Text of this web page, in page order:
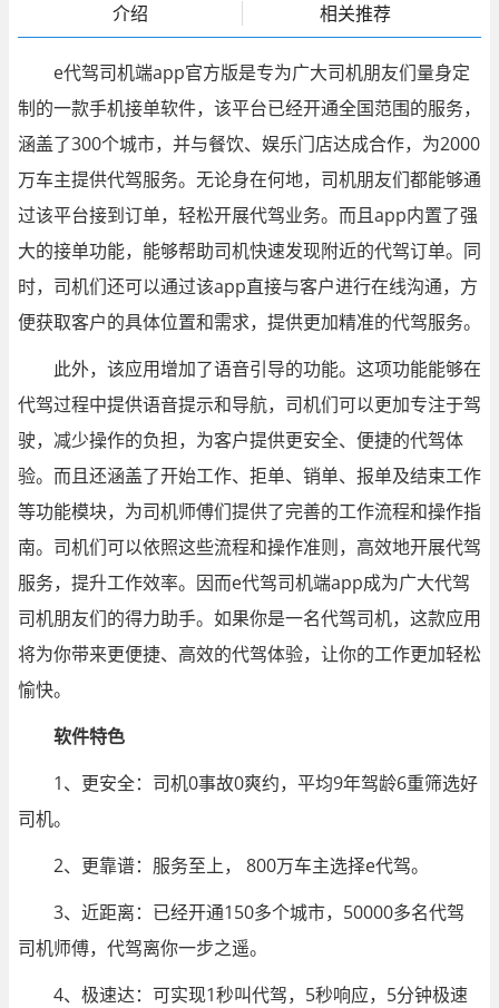
介绍 相关推荐
e代驾司机端app官方版是专为广大司机朋友们量身定
制的一款手机接单软件，该平台已经开通全国范围的服务，
涵盖了300个城市，并与餐饮、娱乐门店达成合作，为2000
万车主提供代驾服务。无论身在何地，司机朋友们都能够通
过该平台接到订单，轻松开展代驾业务。而且app内置了强
大的接单功能，能够帮助司机快速发现附近的代驾订单。同
时，司机们还可以通过该app直接与客户进行在线沟通，方
便获取客户的具体位置和需求，提供更加精准的代驾服务。
此外，该应用增加了语音引导的功能。这项功能能够在
代驾过程中提供语音提示和导航，司机们可以更加专注于驾
驶，减少操作的负担，为客户提供更安全、便捷的代驾体
验。而且还涵盖了开始工作、拒单、销单、报单及结束工作
等功能模块，为司机师傅们提供了完善的工作流程和操作指
南。司机们可以依照这些流程和操作准则，高效地开展代驾
服务，提升工作效率。因而e代驾司机端app成为广大代驾
司机朋友们的得力助手。如果你是一名代驾司机，这款应用
将为你带来更便捷、高效的代驾体验，让你的工作更加轻松
愉快。
软件特色
1、更安全：司机0事故0爽约，平均9年驾龄6重筛选好
司机。
2、更靠谱：服务至上， 800万车主选择e代驾。
3、近距离：已经开通150多个城市，50000多名代驾
司机师傅，代驾离你一步之遥。
4、极速达：可实现1秒叫代驾，5秒响应，5分钟极速